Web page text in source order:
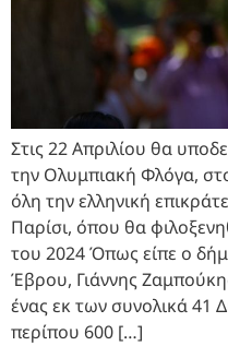
Στις 22 Απριλίου θα
την Ολυμπιακή Φλόγα,
όλη την ελληνική
Παρίσι, όπου θα
του 2024 Όπως είπε ο
Έβρου, Γιάννης
ένας εκ των συνολικά
περίπου 600 […]